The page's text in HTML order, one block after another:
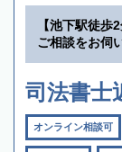
【池下駅徒
ご相談をお伺
司法書士
オンライン相談可